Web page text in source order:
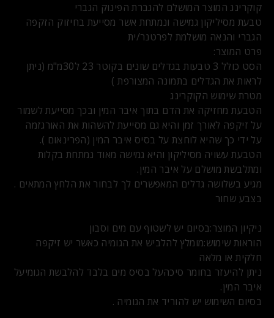
קוקרינג המוצר המושלם להגברת הפינוק הגברי
טבעת מסיליקון גמישה ונמתחת אשר מסייעת בחיזוק הזקפה
הגברי והנאה מושלמת לפרטנר/ית
פרט המוצר:
הסט כולל 3 טבעות בגדלים שונים בקוטר 23 ל30מ"מ (ניתן
לראות את הגדלים בתמונה המצורפת )
מטרת שימוש הקוקרינג
הטבעת מחזיקה את הדם בתוך איבר המין ובכך מסייעת לשמור
על זיקפה לאורך זמן והיא גם מסייעת להשהות את האורגזמה
על ידי כך שהיא לוחצת על בסיס איבר המין (הפרינאום ).
הטבעת עשויה מסיליקון והיא גמישה מאוד נמתחת בקלות
ומתלבשת מושלם על איבר המין.
מגיע בשלושה גדלים המאפשרים לך לבחור את הלחץ המתאים .
בצבע שחור
ניקיון המוצר:בסיום יש לשטוף עם מים וסבון
הוראות שימוש:מומלץ להלביש את הגומיה כאשר יש זיקפה
חלקית או מלאה
ניתן להיעזר בחומר סיכהעל בסיס מים בלבד להלבשת הגומיעל
איבר המין.
בסיום השימוש יש להוריד את הגומיה .